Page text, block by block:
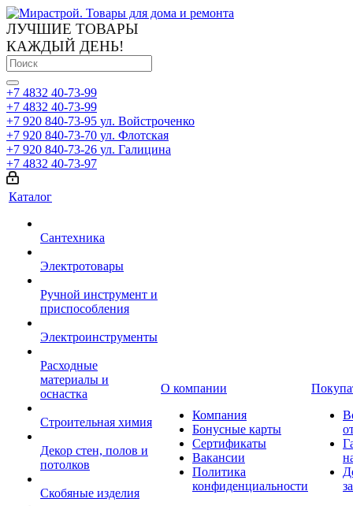
ЛУЧШИЕ ТОВАРЫ
КАЖДЫЙ ДЕНЬ!
+7 4832 40-73-99
+7 4832 40-73-99
+7 920 840-73-95 ул. Войстроченко
+7 920 840-73-70 ул. Флотская
+7 920 840-73-26 ул. Галицина
+7 4832 40-73-97
Каталог
Сантехника
Электротовары
Ручной инструмент и
приспособления
Электроинструменты
Расходные
материалы и
оснастка
Строительная химия
Декор стен, полов и
потолков
Скобяные изделия
О компании
Компания
Бонусные карты
Сертификаты
Вакансии
Политика
конфиденциальности